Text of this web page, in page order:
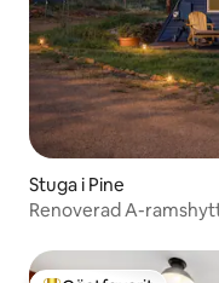
Stuga i Pine
Renoverad A-